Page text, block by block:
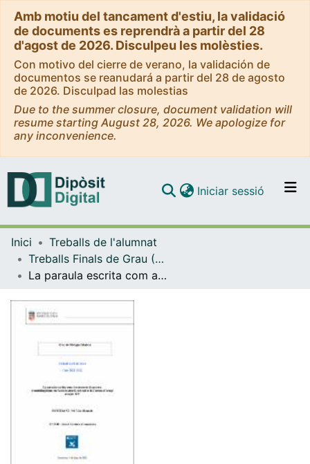
Amb motiu del tancament d'estiu, la validació
de documents es reprendrà a partir del 28
d'agost de 2026. Disculpeu les molèsties.
Con motivo del cierre de verano, la validación de
documentos se reanudará a partir del 28 de agosto
de 2026. Disculpad las molestias
Due to the summer closure, document validation will
resume starting August 28, 2026. We apologize for
any inconvenience.
Navega per tot el DD
Iniciar sessió (current)
Inici
Treballs de l'alumnat
Treballs Finals de Grau (TFG) - Filologia Catalana
La paraula escrita com a instrument de govern: el multilingüisme en l’administració central de la Corona d’Aragó al segle XIV